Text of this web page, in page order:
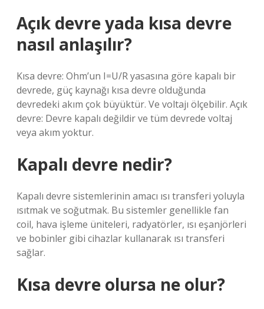
Açık devre yada kısa devre
nasıl anlaşılır?
Kısa devre: Ohm’un I=U/R yasasına göre kapalı bir
devrede, güç kaynağı kısa devre olduğunda
devredeki akım çok büyüktür. Ve voltajı ölçebilir. Açık
devre: Devre kapalı değildir ve tüm devrede voltaj
veya akım yoktur.
Kapalı devre nedir?
Kapalı devre sistemlerinin amacı ısı transferi yoluyla
ısıtmak ve soğutmak. Bu sistemler genellikle fan
coil, hava işleme üniteleri, radyatörler, ısı eşanjörleri
ve bobinler gibi cihazlar kullanarak ısı transferi
sağlar.
Kısa devre olursa ne olur?